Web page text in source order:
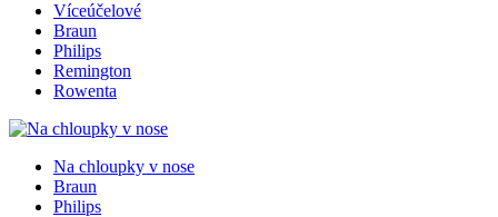
Víceúčelové
Braun
Philips
Remington
Rowenta
Na chloupky v nose
Braun
Philips